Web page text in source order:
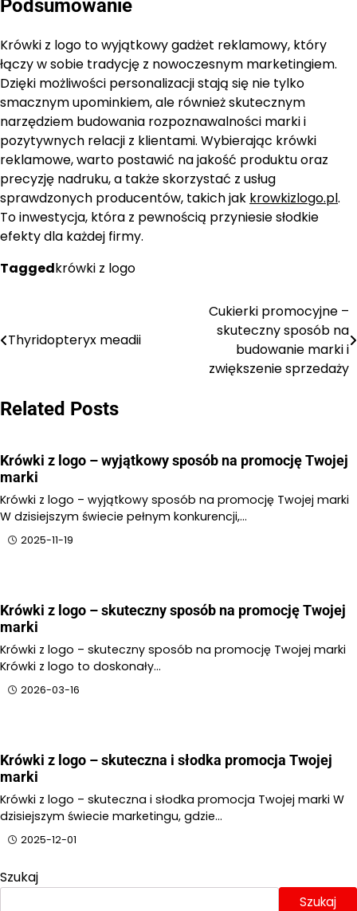
Podsumowanie
Krówki z logo to wyjątkowy gadżet reklamowy, który
łączy w sobie tradycję z nowoczesnym marketingiem.
Dzięki możliwości personalizacji stają się nie tylko
smacznym upominkiem, ale również skutecznym
narzędziem budowania rozpoznawalności marki i
pozytywnych relacji z klientami. Wybierając krówki
reklamowe, warto postawić na jakość produktu oraz
precyzję nadruku, a także skorzystać z usług
sprawdzonych producentów, takich jak krowkizlogo.pl.
To inwestycja, która z pewnością przyniesie słodkie
efekty dla każdej firmy.
Taggedkrówki z logo
wpisu
Thyridopteryx meadii
Cukierki promocyjne –
skuteczny sposób na
budowanie marki i
zwiększenie sprzedaży
Related Posts
Krówki z logo – wyjątkowy sposób na promocję Twojej
marki
Krówki z logo – wyjątkowy sposób na promocję Twojej marki
W dzisiejszym świecie pełnym konkurencji,…
2025-11-19
Krówki z logo – skuteczny sposób na promocję Twojej
marki
Krówki z logo – skuteczny sposób na promocję Twojej marki
Krówki z logo to doskonały…
2026-03-16
Krówki z logo – skuteczna i słodka promocja Twojej
marki
Krówki z logo – skuteczna i słodka promocja Twojej marki W
dzisiejszym świecie marketingu, gdzie…
2025-12-01
Szukaj
Szukaj